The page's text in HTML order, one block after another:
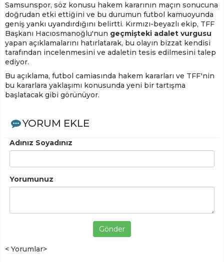
Samsunspor, söz konusu hakem kararının maçın sonucuna
doğrudan etki ettiğini ve bu durumun futbol kamuoyunda
geniş yankı uyandırdığını belirtti. Kırmızı-beyazlı ekip, TFF
Başkanı Hacıosmanoğlu'nun geçmişteki adalet vurgusu
yapan açıklamalarını hatırlatarak, bu olayın bizzat kendisi
tarafından incelenmesini ve adaletin tesis edilmesini talep
ediyor.
Bu açıklama, futbol camiasında hakem kararları ve TFF'nin
bu kararlara yaklaşımı konusunda yeni bir tartışma
başlatacak gibi görünüyor.
YORUM EKLE
Adınız Soyadınız
Yorumunuz
Gönder
< Yorumlar>